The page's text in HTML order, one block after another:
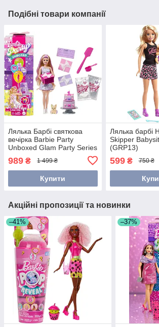
Подібні товари компанії
Лялька Барбі святкова
вечірка Barbie Party
Unboxed Glam Party Series
у лілових тонах (JFG70)
989 ₴ 1 499 ₴
Купити
Лялька барбі
Skipper
(GRP13)
599₴ 750 ₴
Акційні пропозиції та новинки
–41% –37%